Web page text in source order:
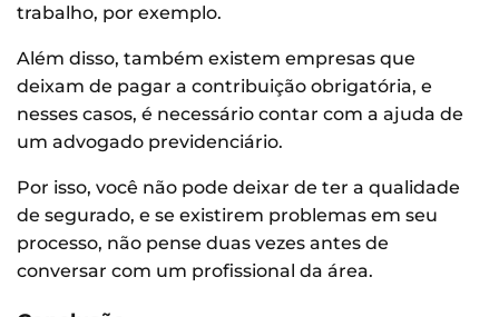
trabalho, por exemplo.
Além disso, também existem empresas que
deixam de pagar a contribuição obrigatória, e
nesses casos, é necessário contar com a ajuda de
um advogado previdenciário.
Por isso, você não pode deixar de ter a qualidade
de segurado, e se existirem problemas em seu
processo, não pense duas vezes antes de
conversar com um profissional da área.